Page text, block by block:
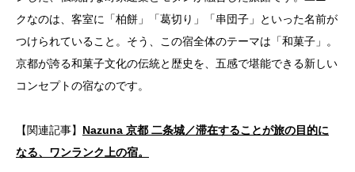
クなのは、客室に「柏餅」「葛切り」「串団子」といった名前が
つけられていること。そう、この宿全体のテーマは「和菓子」。
京都が誇る和菓子文化の伝統と歴史を、五感で堪能できる新しい
コンセプトの宿なのです。
【関連記事】 Nazuna 京都 二条城／滞在することが旅の目的に
なる、ワンランク上の宿。